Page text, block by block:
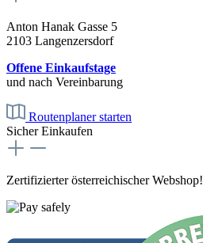
Anton Hanak Gasse 5
2103 Langenzersdorf
Offene Einkaufstage
und nach Vereinbarung
Routenplaner starten
Sicher Einkaufen
Zertifizierter österreichischer Webshop!